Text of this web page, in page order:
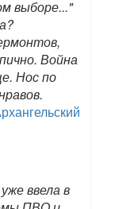
выборе..."
Война
Нос по
ввела в